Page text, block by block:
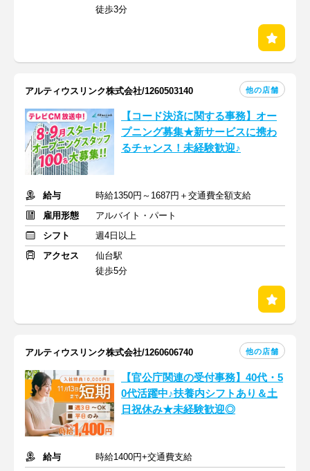
徒歩3分
アルティウスリンク株式会社/1260503140 他の店舗
【コード決済に関する事務】オー
プニング募集★新サービスに携わ
るチャンス！未経験歓迎♪
給与
時給1350円～1687円＋交通費全額支給
雇用形態
アルバイト・パート
シフト
週4日以上
アクセス
仙台駅
徒歩5分
アルティウスリンク株式会社/1260606740 他の店舗
【官公庁関連の受付事務】40代・5
0代活躍中♪扶養内シフトあり＆土
日祝休み★未経験歓迎◎
給与 時給1400円+交通費支給